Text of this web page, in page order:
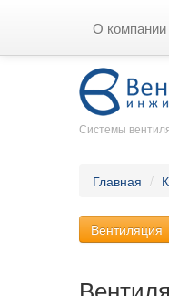
О компании
Системы
Главная /
Вентиляция